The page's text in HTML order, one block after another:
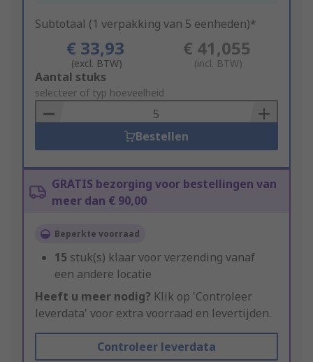
Subtotaal (1 verpakking van 5 eenheden)*
€ 33,93
(excl. BTW)
€ 41,055
(incl. BTW)
Add
to
Basket
Aantal stuks
selecteer of typ hoeveelheid
Bestellen
GRATIS bezorging voor bestellingen van
meer dan € 90,00
Beperkte voorraad
15 stuk(s) klaar voor verzending vanaf
een andere locatie
Heeft u meer nodig? Klik op 'Controleer
leverdata' voor extra voorraad en levertijden.
Controleer leverdata